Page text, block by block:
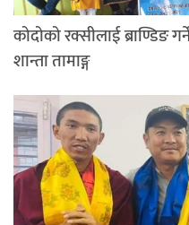
कोदोको रक्सीलाई ब्राण्डिङ
शान्ता तामाङ्ग